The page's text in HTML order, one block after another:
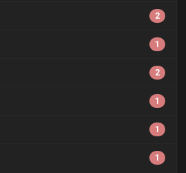
2
1
2
1
1
1